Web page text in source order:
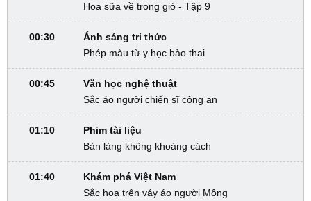
Hoa sữa về trong gió - Tập 9
00:30
Ánh sáng tri thức
Phép màu từ y học bào thai
00:45
Văn học nghệ thuật
Sắc áo người chiến sĩ công an
01:10
Phim tài liệu
Bản làng không khoảng cách
01:40
Khám phá Việt Nam
Sắc hoa trên váy áo người Mông